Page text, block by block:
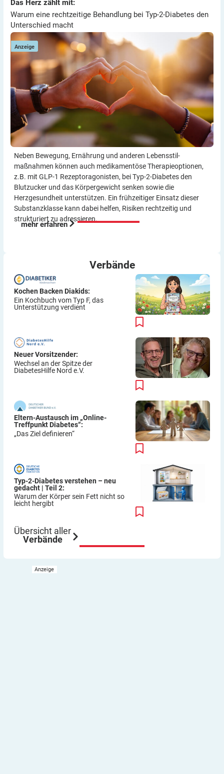
Das Herz zählt mit:
Warum eine rechtzeitige Behandlung bei Typ-2-Diabetes den
Unterschied macht
Anzeige
Neben Bewegung, Ernährung und anderen Lebensstil­
maßnahmen können auch medikamentöse Therapie­optionen,
z.B. mit GLP-1 Rezeptor­agonisten, bei Typ-2-Diabetes den
Blutzucker und das Körper­gewicht senken sowie die
Herzgesundheit unterstützen. Ein frühzeitiger Einsatz dieser
Substanzklasse kann dabei helfen, Risiken rechtzeitig und
strukturiert zu adressieren.
mehr erfahren
Verbände
Kochen Backen Diakids:
Ein Kochbuch vom Typ F, das
Unterstützung verdient
Neuer Vorsitzender:
Wechsel an der Spitze der
DiabetesHilfe Nord e.V.
Eltern-Austausch im „Online-
Treffpunkt Diabetes“:
„Das Ziel definieren“
Typ-2-Diabetes verstehen – neu
gedacht | Teil 2:
Warum der Körper sein Fett nicht so
leicht hergibt
Übersicht aller
Verbände